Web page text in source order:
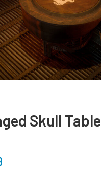
Skull Table